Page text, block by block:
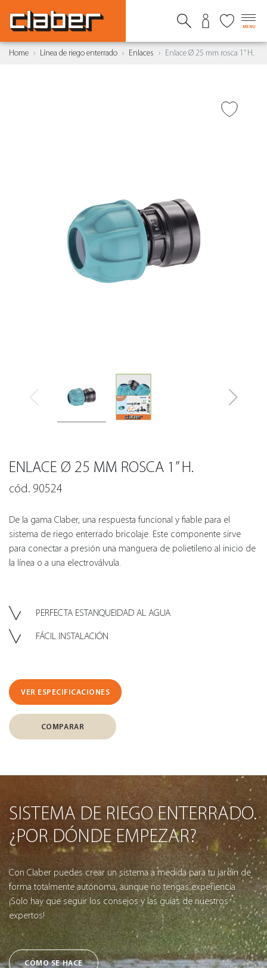
MENU
Home Línea de riego enterrado Enlaces Enlace Ø 25 mm rosca 1” H.
ENLACE Ø 25 MM ROSCA 1” H.
cód. 90524
De la gama Claber, una respuesta funcional y fiable para el
sistema de riego enterrado bricolaje. Este componente sirve
para conectar a presión una manguera de polietileno al inicio de
la línea o a una electroválvula.
PERFECTA ESTANQUEIDAD AL AGUA
FÁCIL INSTALACIÓN
VER ESPECIFICACIONES
COMPARAR
SISTEMA DE RIEGO ENTERRADO.
¿POR DÓNDE EMPEZAR?
Con Claber puedes crear un sistema a medida para tu jardín de
forma totalmente autónoma, aunque no tengas experiencia.
¡Solo hay que seguir los consejos y las guías de nuestros
expertos!
CÓMO SE HACE